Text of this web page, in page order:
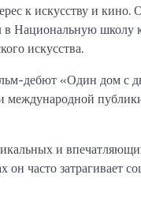
к искусству и кино.
в Национальную
искусства.
дебют «Один дом с
и
часто затрагивает